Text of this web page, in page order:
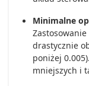
Minimalne
drastycznie
poniżej
mniejszych i